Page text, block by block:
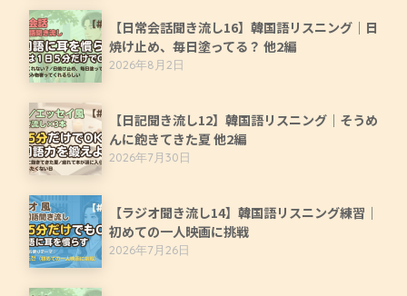
【日常会話聞き流し16】韓国語リスニング｜日
焼け止め、毎日塗ってる？ 他2編
2026年8月2日
【日記聞き流し12】韓国語リスニング｜そうめ
んに飽きてきた夏 他2編
2026年7月30日
【ラジオ聞き流し14】韓国語リスニング練習｜
初めての一人映画に挑戦
2026年7月26日